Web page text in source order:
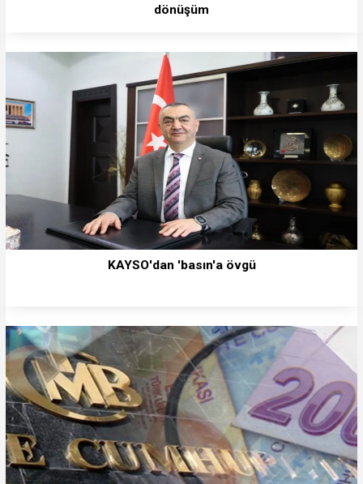
dönüşüm
KAYSO'dan 'basın'a övgü